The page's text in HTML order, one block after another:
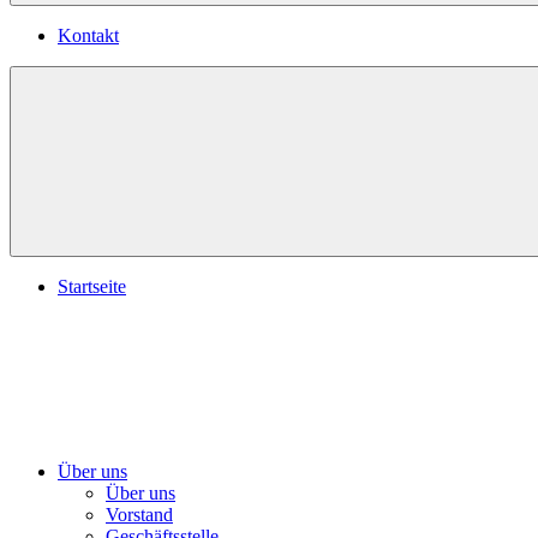
Kontakt
Startseite
Über uns
Über uns
Vorstand